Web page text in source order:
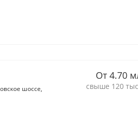
От 4.70
свыше 120
шоссе